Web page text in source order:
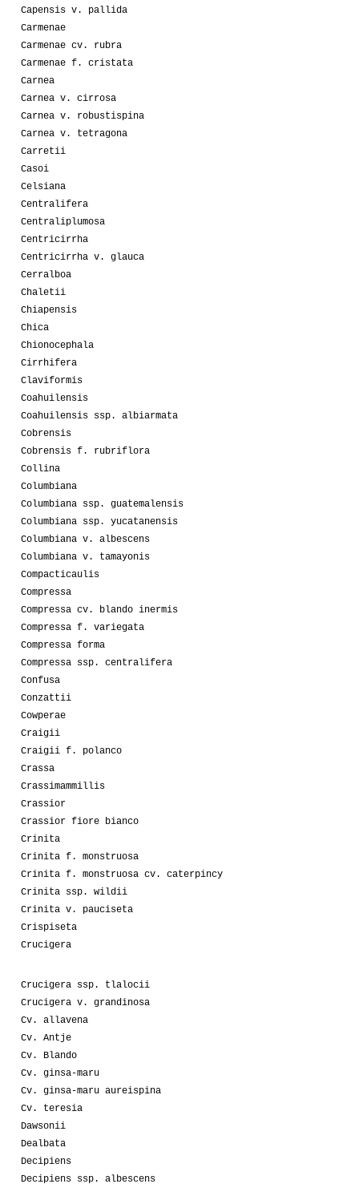
Capensis v. pallida
Carmenae
Carmenae cv. rubra
Carmenae f. cristata
Carnea
Carnea v. cirrosa
Carnea v. robustispina
Carnea v. tetragona
Carretii
Casoi
Celsiana
Centralifera
Centraliplumosa
Centricirrha
Centricirrha v. glauca
Cerralboa
Chaletii
Chiapensis
Chica
Chionocephala
Cirrhifera
Claviformis
Coahuilensis
Coahuilensis ssp. albiarmata
Cobrensis
Cobrensis f. rubriflora
Collina
Columbiana
Columbiana ssp. guatemalensis
Columbiana ssp. yucatanensis
Columbiana v. albescens
Columbiana v. tamayonis
Compacticaulis
Compressa
Compressa cv. blando inermis
Compressa f. variegata
Compressa forma
Compressa ssp. centralifera
Confusa
Conzattii
Cowperae
Craigii
Craigii f. polanco
Crassa
Crassimammillis
Crassior
Crassior fiore bianco
Crinita
Crinita f. monstruosa
Crinita f. monstruosa cv. caterpincy
Crinita ssp. wildii
Crinita v. pauciseta
Crispiseta
Crucigera
Crucigera ssp. tlalocii
Crucigera v. grandinosa
Cv. allavena
Cv. Antje
Cv. Blando
Cv. ginsa-maru
Cv. ginsa-maru aureispina
Cv. teresia
Dawsonii
Dealbata
Decipiens
Decipiens ssp. albescens